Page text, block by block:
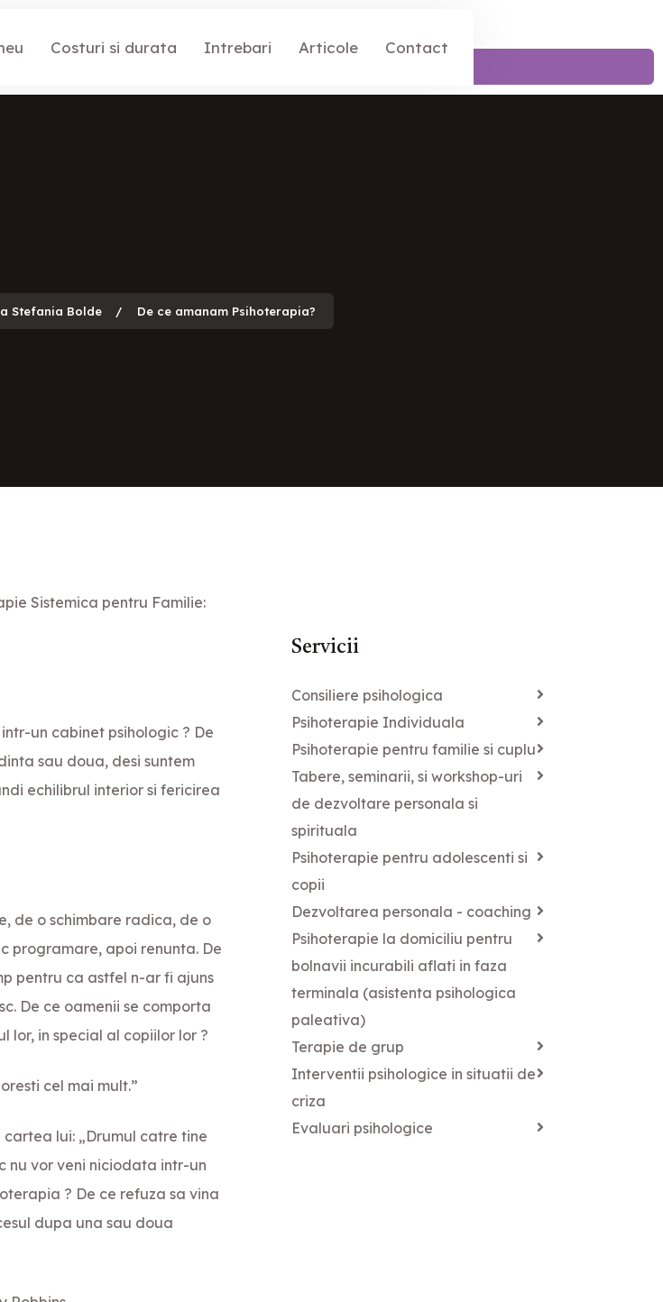
Costuri si durata Intrebari Articole Contact
Stefania Bolde De ce amanam Psihoterapia?
Sistemica pentru Familie:
un cabinet psihologic ? De
sau doua, desi suntem
echilibrul interior si fericirea
de o schimbare radica, de o
programare, apoi renunta. De
pentru ca astfel n-ar fi ajuns
De ce oamenii se comporta
lor, in special al copiilor lor ?
cel mai mult.”
lui: „Drumul catre tine
nu vor veni niciodata intr-un
? De ce refuza sa vina
dupa una sau doua
Servicii
Consiliere psihologica
Psihoterapie Individuala
Psihoterapie pentru familie si cuplu
Tabere, seminarii, si workshop-uri
de dezvoltare personala si
spirituala
Psihoterapie pentru adolescenti si
copii
Dezvoltarea personala - coaching
Psihoterapie la domiciliu pentru
bolnavii incurabili aflati in faza
terminala (asistenta psihologica
paleativa)
Terapie de grup
Interventii psihologice in situatii de
criza
Evaluari psihologice